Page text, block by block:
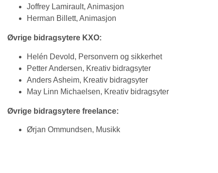
Joffrey Lamirault, Animasjon
Herman Billett, Animasjon
Øvrige bidragsytere KXO:
Helén Devold, Personvern og sikkerhet
Petter Andersen, Kreativ bidragsyter
Anders Asheim, Kreativ bidragsyter
May Linn Michaelsen, Kreativ bidragsyter
Øvrige bidragsytere freelance:
Ørjan Ommundsen, Musikk